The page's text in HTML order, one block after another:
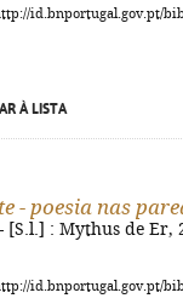
id.bnportugal.gov.pt/
À LISTA
- poesia nas
: Mythus de Er,
id.bnportugal.gov.pt/